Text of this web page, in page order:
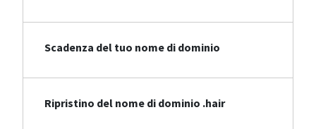
Scadenza del tuo nome di dominio
Ripristino del nome di dominio .hair